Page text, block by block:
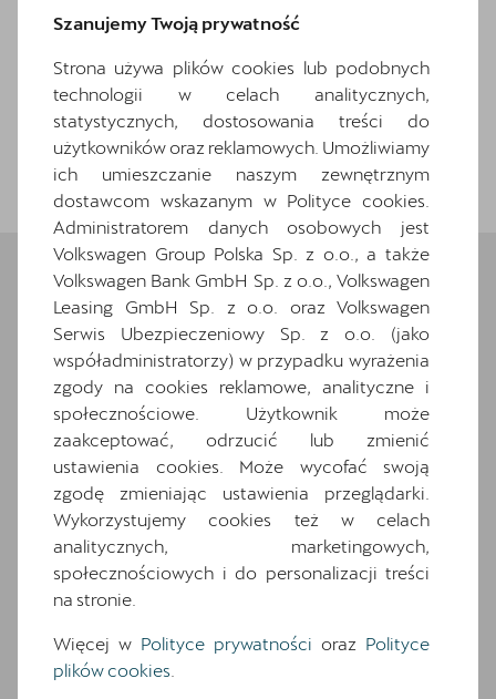
Wróć do listy
Wybrane elementy
wyposażenia
Ten samochód bazuje na wersjiFormentor.
Zapoznaj się z wybranymi elementami jego
wyposażenia. O pełną specyfikację zapytaj
dealera.
Wyposażenie standardowe
Wyposażenie dodatkowe i pakiety
18-calowe felgi aluminiowe TEMPEST w
6 głośników
Szanujemy Twoją prywatność
Strona używa plików cookies lub podobnych
technologii w celach analitycznych,
statystycznych, dostosowania treści do
użytkowników oraz reklamowych. Umożliwiamy
ich umieszczanie naszym zewnętrznym
dostawcom wskazanym w Polityce cookies.
Administratorem danych osobowych jest
Volkswagen Group Polska Sp. z o.o., a także
Volkswagen Bank GmbH Sp. z o.o., Volkswagen
Leasing GmbH Sp. z o.o. oraz Volkswagen
Serwis Ubezpieczeniowy Sp. z o.o. (jako
współadministratorzy) w przypadku wyrażenia
zgody na cookies reklamowe, analityczne i
społecznościowe. Użytkownik może
zaakceptować, odrzucić lub zmienić
ustawienia cookies. Może wycofać swoją
zgodę zmieniając ustawienia przeglądarki.
Wykorzystujemy cookies też w celach
analitycznych, marketingowych,
społecznościowych i do personalizacji treści
na stronie.
Więcej w Polityce prywatności oraz Polityce
plików cookies